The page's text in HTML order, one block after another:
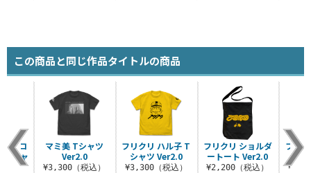
この商品と同じ作品タイトルの商品
フリクリ ハル子 T
シャツ Ver2.0
¥3,300（税込）
フリクリ ショルダ
ートート Ver2.0
¥2,200（税込）
フリ
ブロ
Tシャ
マミ美 Tシャツ
Ver2.0
¥3,300（税込）